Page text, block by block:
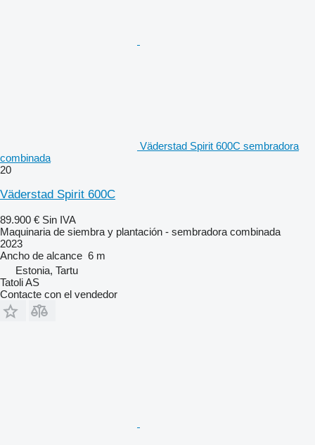
Väderstad Spirit 600C sembradora
combinada
20
Väderstad Spirit 600C
89.900 € Sin IVA
Maquinaria de siembra y plantación - sembradora combinada
2023
Ancho de alcance 6 m
Estonia, Tartu
Tatoli AS
Contacte con el vendedor